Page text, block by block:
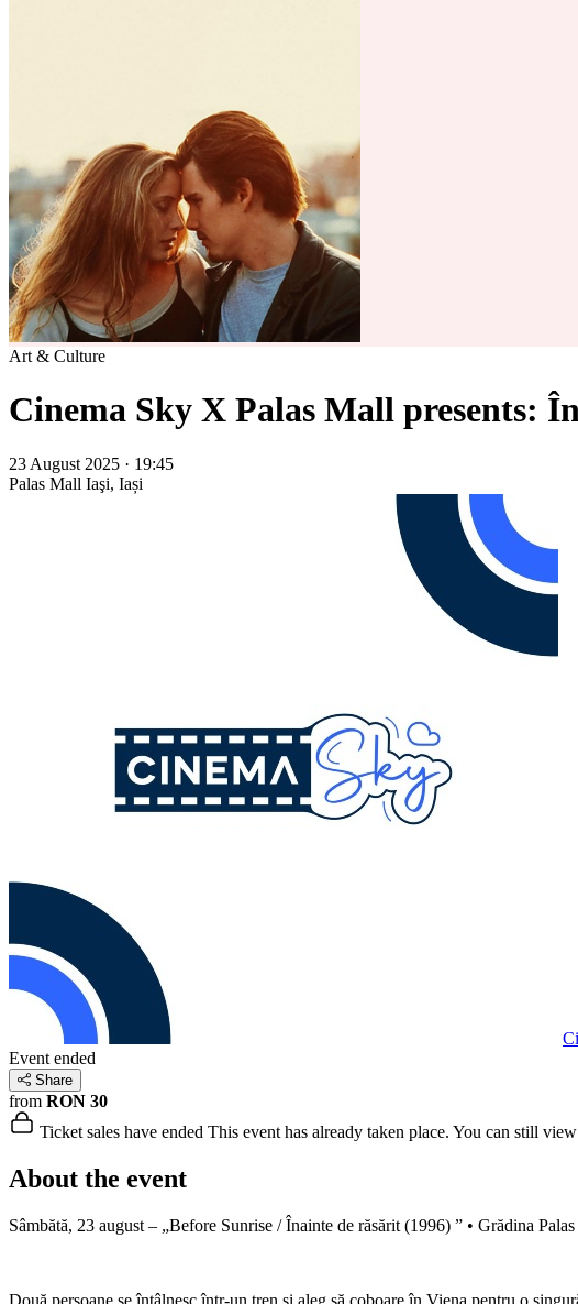
Art & Culture
Cinema Sky X Palas Mall presents:
23 August 2025 · 19:45
Palas Mall Iaşi, Iași
Event ended
Share
from RON 30
Ticket sales have ended This event has already taken place. You can still
About the event
Sâmbătă, 23 august – „Before Sunrise / Înainte de răsărit (1996) ” • Grădina Palas
Două persoane se întâlnesc într-un tren și aleg să coboare în Viena pentru o